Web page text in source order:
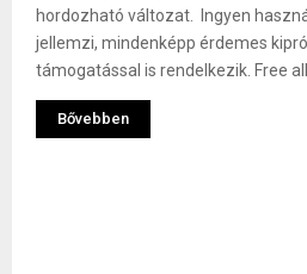
hordozható változat. Ingyen
jellemzi, mindenképp érdemes
támogatással is rendelkezik. Free
Bővebben